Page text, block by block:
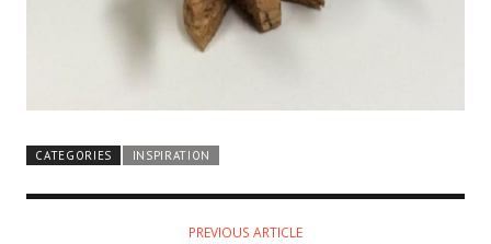
CATEGORIES INSPIRATION
PREVIOUS ARTICLE